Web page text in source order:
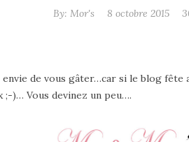
By: Mor's 8 octobre 2015
envie de vous gâter…car si le blog fête
;-)… Vous devinez un peu….